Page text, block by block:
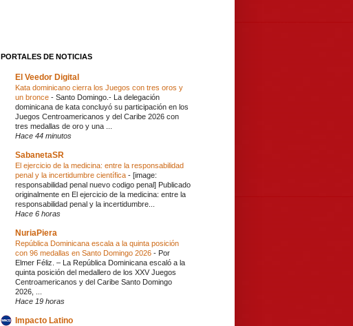
PORTALES DE NOTICIAS
El Veedor Digital
Kata dominicano cierra los Juegos con tres oros y
un bronce - Santo Domingo.- La delegación
dominicana de kata concluyó su participación en los
Juegos Centroamericanos y del Caribe 2026 con
tres medallas de oro y una ...
Hace 44 minutos
SabanetaSR
El ejercicio de la medicina: entre la responsabilidad
penal y la incertidumbre científica - [image:
responsabilidad penal nuevo codigo penal] Publicado
originalmente en El ejercicio de la medicina: entre la
responsabilidad penal y la incertidumbre...
Hace 6 horas
NuriaPiera
República Dominicana escala a la quinta posición
con 96 medallas en Santo Domingo 2026 - Por
Elmer Féliz. – La República Dominicana escaló a la
quinta posición del medallero de los XXV Juegos
Centroamericanos y del Caribe Santo Domingo
2026, ...
Hace 19 horas
Impacto Latino